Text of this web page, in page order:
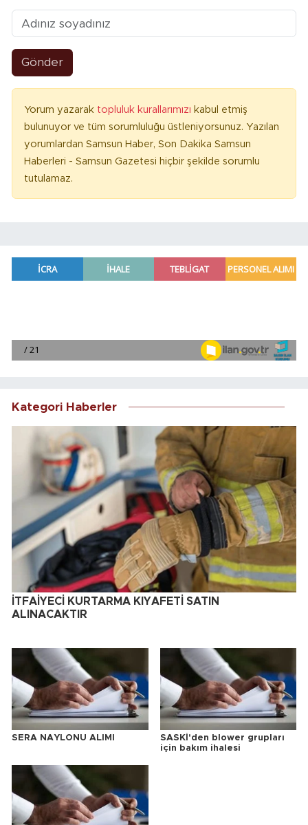
Gönder
Yorum yazarak topluluk kurallarımızı kabul etmiş
bulunuyor ve tüm sorumluluğu üstleniyorsunuz. Yazılan
yorumlardan Samsun Haber, Son Dakika Samsun
Haberleri - Samsun Gazetesi hiçbir şekilde sorumlu
tutulamaz.
Kategori Haberler
İTFAİYECİ KURTARMA KIYAFETİ SATIN
ALINACAKTIR
SERA NAYLONU ALIMI
SASKİ'den blower grupları
için bakım ihalesi